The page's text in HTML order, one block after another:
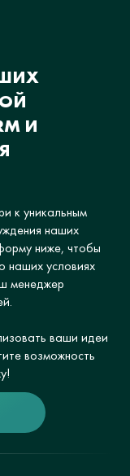
И
к уникальным
наших
ниже, чтобы
наших условиях
менеджер
ваши идеи
возможность